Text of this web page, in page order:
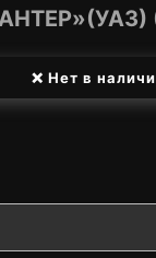
❌ Нет в